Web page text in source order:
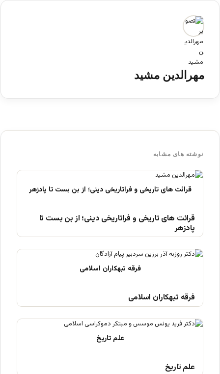
مهرالدین مشید
نوشته های مشابه
قرائت های تاریخی و فراتاریخی دینی؛ از بن بست تا
پادزهر
فرقه تبهکاران اسلامی
علم تاریخ